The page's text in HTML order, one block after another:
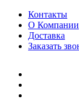
Контакты
О Компании
Доставка
Заказать